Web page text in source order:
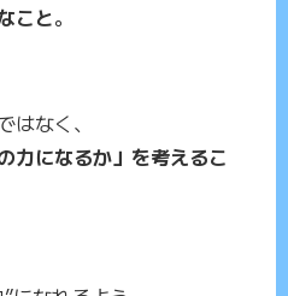
こと。
なく、
力になるか」を考えるこ